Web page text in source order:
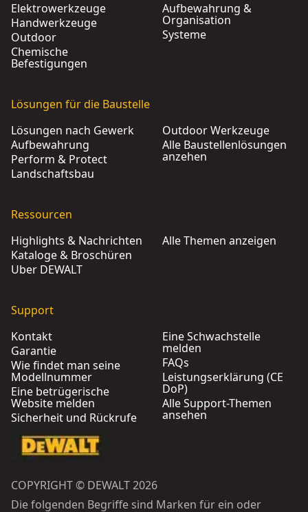
Elektrowerkzeuge
Handwerkzeuge
Outdoor
Chemische
Befestigungen
Aufbewahrung &
Organisation
Systeme
Lösungen für die Baustelle
Lösungen nach Gewerk
Aufbewahrung
Perform & Protect
Landschaftsbau
Outdoor Werkzeuge
Alle Baustellenlösungen
anzehen
Ressourcen
Highlights & Nachrichten
Kataloge & Broschüren
Über DEWALT
Alle Themen anzeigen
Support
Kontakt
Garantie
Wie findet man seine
Modellnummer
Eine betrügerische
Website melden
Sicherheit und Rückrufe
Eine Schwachstelle
melden
FAQs
Leistungserklärung (CE
DoP)
Alle Support-Themen
ansehen
COPYRIGHT © DEWALT 2026
Die folgenden Begriffe sind Marken für ein oder